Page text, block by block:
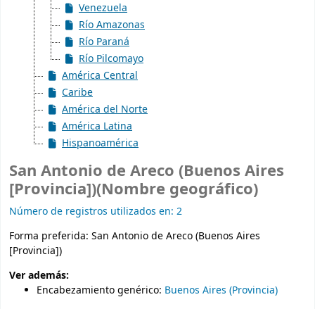
Venezuela
Río Amazonas
Río Paraná
Río Pilcomayo
América Central
Caribe
América del Norte
América Latina
Hispanoamérica
San Antonio de Areco (Buenos Aires
[Provincia])(Nombre geográfico)
Número de registros utilizados en: 2
Forma preferida: San Antonio de Areco (Buenos Aires
[Provincia])
Ver además:
Encabezamiento genérico: Buenos Aires (Provincia)